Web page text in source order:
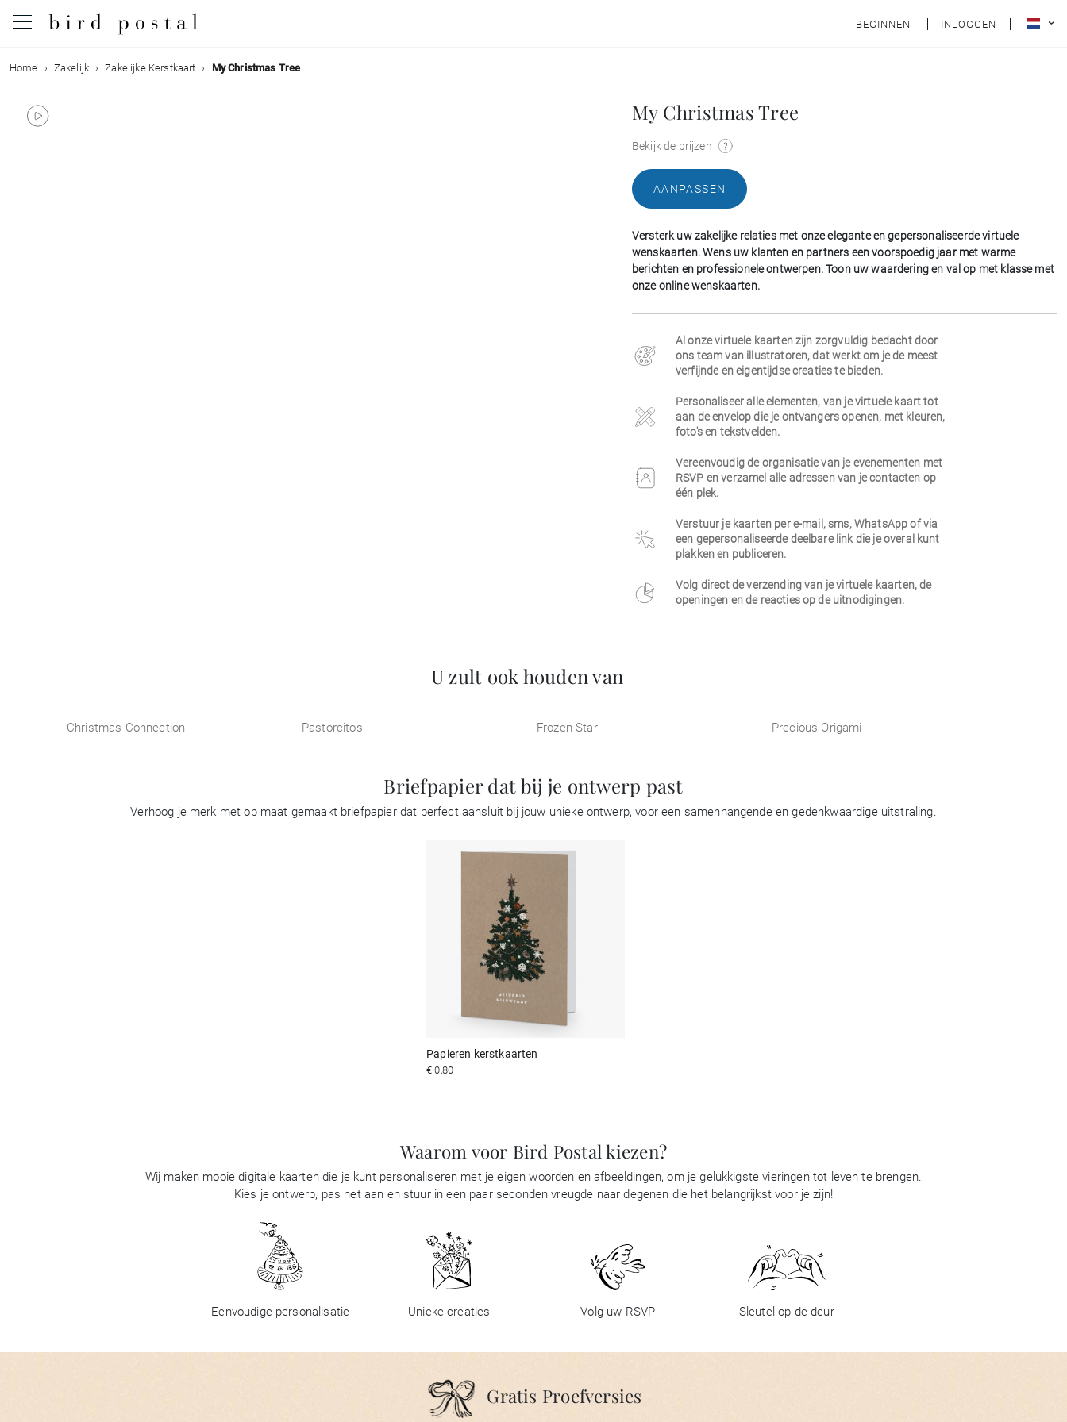
BEGINNEN INLOGGEN
Bruiloft
Geboorte
Home Zakelijk Zakelijke Kerstkaart My Christmas Tree
My Christmas Tree
Bekijk de prijzen
AANPASSEN
Versterk uw zakelijke relaties met onze elegante en gepersonaliseerde virtuele
wenskaarten. Wens uw klanten en partners een voorspoedig jaar met warme
berichten en professionele ontwerpen. Toon uw waardering en val op met klasse met
onze online wenskaarten.
Al onze virtuele kaarten zijn zorgvuldig bedacht door
ons team van illustratoren, dat werkt om je de meest
verfijnde en eigentijdse creaties te bieden.
Personaliseer alle elementen, van je virtuele kaart tot
aan de envelop die je ontvangers openen, met kleuren,
foto's en tekstvelden.
Vereenvoudig de organisatie van je evenementen met
RSVP en verzamel alle adressen van je contacten op
één plek.
Verstuur je kaarten per e-mail, sms, WhatsApp of via
een gepersonaliseerde deelbare link die je overal kunt
plakken en publiceren.
Volg direct de verzending van je virtuele kaarten, de
openingen en de reacties op de uitnodigingen.
U zult ook houden van
Christmas Connection Pastorcitos Frozen Star Precious Origami
Briefpapier dat bij je ontwerp past
Verhoog je merk met op maat gemaakt briefpapier dat perfect aansluit bij jouw unieke ontwerp, voor een samenhangende en gedenkwaardige uitstraling.
Papieren kerstkaarten
€ 0,80
Waarom voor Bird Postal kiezen?
Wij maken mooie digitale kaarten die je kunt personaliseren met je eigen woorden en afbeeldingen, om je gelukkigste vieringen tot leven te brengen.
Kies je ontwerp, pas het aan en stuur in een paar seconden vreugde naar degenen die het belangrijkst voor je zijn!
Eenvoudige personalisatie Unieke creaties Volg uw RSVP Sleutel-op-de-deur
Gratis Proefversies